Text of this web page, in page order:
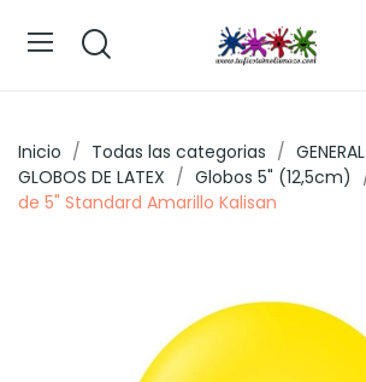
Inicio Todas las categorias GENERAL
GLOBOS DE LATEX
Globos 5" (12,5cm)
de 5" Standard Amarillo Kalisan